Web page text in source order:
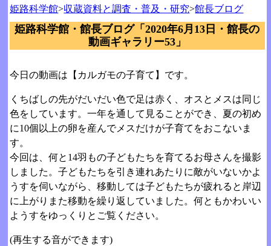
姫路科学館>収蔵資料と調査・普及・研究>館長ブログ
姫路科学館・館長ブログ「2020年6月13日・館長の
動画ギャラリー53」
今日の動画は【カルガモの子育て】です。
くちばしの先がだいだい色で足は赤く、オスとメスは同じ
色をしています。一年を通して見ることができ、夏の初め
に10個以上の卵を産んでメスだけが子育てをおこないま
す。
今回は、何と14羽もの子どもたちを育てるお母さんを撮影
しました。子どもたちを引き連れあたりに敵がいないかよ
うすを伺いながら、移動しては子どもたちが疲れると岸辺
に上がりまた移動を繰り返していました。何ともかわいい
ようすをゆっくりとご覧ください。
(再生する音ができます)